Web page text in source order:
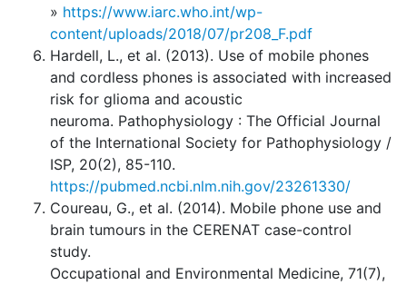
» https://www.iarc.who.int/wp-
content/uploads/2018/07/pr208_F.pdf
Hardell, L., et al. (2013). Use of mobile phones
and cordless phones is associated with increased
risk for glioma and acoustic
neuroma. Pathophysiology : The Official Journal
of the International Society for Pathophysiology /
ISP, 20(2), 85-110.
https://pubmed.ncbi.nlm.nih.gov/23261330/
Coureau, G., et al. (2014). Mobile phone use and
brain tumours in the CERENAT case-control
study.
Occupational and Environmental Medicine, 71(7),